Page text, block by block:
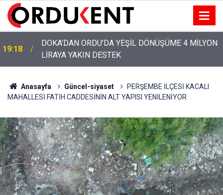
12:46
YENİ PARTİ’NİN ORDU’DAKİ 69 KİŞİLİK KURUCU
KADROSU AÇIKLANDI
Anasayfa Güncel-siyaset
PERŞEMBE İLÇESİ KACALI
MAHALLESİ FATİH CADDESİNİN ALT YAPISI YENİLENİYOR